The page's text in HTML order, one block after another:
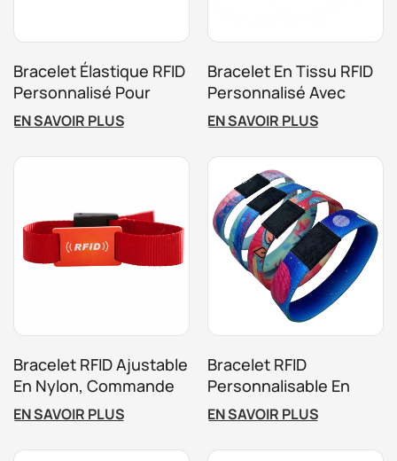
Bracelet Élastique RFID
Personnalisé Pour
Événements Et
Contrôle D'accès
EN SAVOIR PLUS
Bracelet En Tissu RFID
Personnalisé Avec
MIFARE Ultralight Pour
Festivals De Musique
EN SAVOIR PLUS
Bracelet RFID Ajustable
En Nylon, Commande
Groupée
Personnalisée Pour
Événement
EN SAVOIR PLUS
Bracelet RFID
Personnalisable En
Polyester, Idéal Pour
Les Événements Et La
Promotion De Marques
EN SAVOIR PLUS